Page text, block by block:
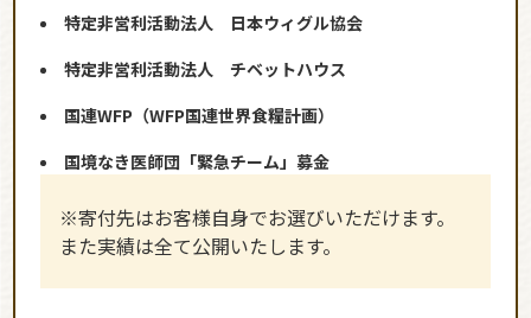
特定非営利活動法人 日本ウィグル協会
特定非営利活動法人 チベットハウス
国連WFP（WFP国連世界食糧計画）
国境なき医師団「緊急チーム」募金
※寄付先はお客様自身でお選びいただけます。
また実績は全て公開いたします。